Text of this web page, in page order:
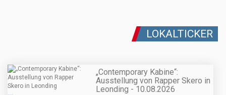
LOKALTICKER
„Contemporary Kabine“:
Ausstellung von Rapper Skero in
Leonding - 10.08.2026